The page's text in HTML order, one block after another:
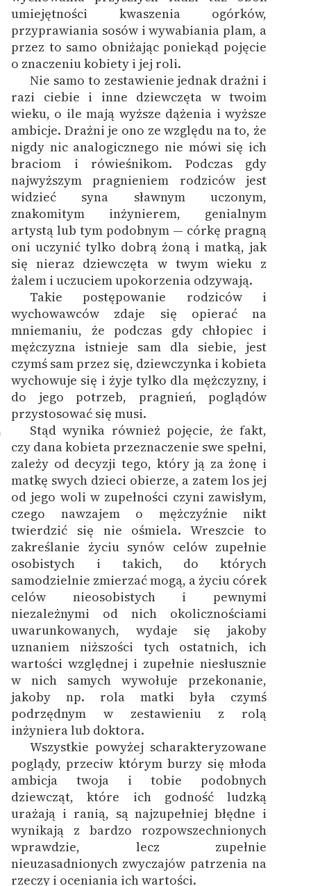
umiejętności kwaszenia ogórków,
przyprawiania sosów i wywabiania plam, a
przez to samo obniżając poniekąd pojęcie
o znaczeniu kobiety i jej roli.
Nie samo to zestawienie jednak drażni i
razi ciebie i inne dziewczęta w twoim
wieku, o ile mają wyższe dążenia i wyższe
ambicje. Drażni je ono ze względu na to, że
nigdy nic analogicznego nie mówi się ich
braciom i rówieśnikom. Podczas gdy
najwyższym pragnieniem rodziców jest
widzieć syna sławnym uczonym,
znakomitym inżynierem, genialnym
artystą lub tym podobnym — córkę pragną
oni uczynić tylko dobrą żoną i matką, jak
się nieraz dziewczęta w twym wieku z
żalem i uczuciem upokorzenia odzywają.
Takie postępowanie rodziców i
wychowawców zdaje się opierać na
mniemaniu, że podczas gdy chłopiec i
mężczyzna istnieje sam dla siebie, jest
czymś sam przez się, dziewczynka i kobieta
wychowuje się i żyje tylko dla mężczyzny, i
do jego potrzeb, pragnień, poglądów
przystosować się musi.
Stąd wynika również pojęcie, że fakt,
czy dana kobieta przeznaczenie swe spełni,
zależy od decyzji tego, który ją za żonę i
matkę swych dzieci obierze, a zatem los jej
od jego woli w zupełności czyni zawisłym,
czego nawzajem o mężczyźnie nikt
twierdzić się nie ośmiela. Wreszcie to
zakreślanie życiu synów celów zupełnie
osobistych i takich, do których
samodzielnie zmierzać mogą, a życiu córek
celów nieosobistych i pewnymi
niezależnymi od nich okolicznościami
uwarunkowanych, wydaje się jakoby
uznaniem niższości tych ostatnich, ich
wartości względnej i zupełnie niesłusznie
w nich samych wywołuje przekonanie,
jakoby np. rola matki była czymś
podrzędnym w zestawieniu z rolą
inżyniera lub doktora.
Wszystkie powyżej scharakteryzowane
poglądy, przeciw którym burzy się młoda
ambicja twoja i tobie podobnych
dziewcząt, które ich godność ludzką
urażają i ranią, są najzupełniej błędne i
wynikają z bardzo rozpowszechnionych
wprawdzie, lecz zupełnie
nieuzasadnionych zwyczajów patrzenia na
rzeczy i oceniania ich wartości.